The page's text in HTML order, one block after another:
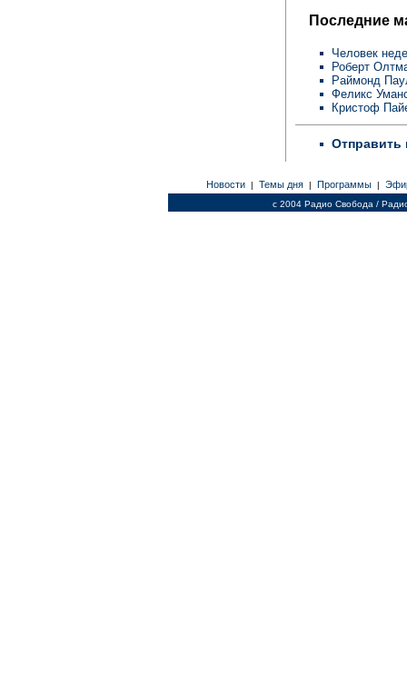
Последние
Человек
Роберт
Раймонд
Феликс
Кристоф
Отправить
Новости | Темы дня | Программы |
c 2004 Радио Свобода /